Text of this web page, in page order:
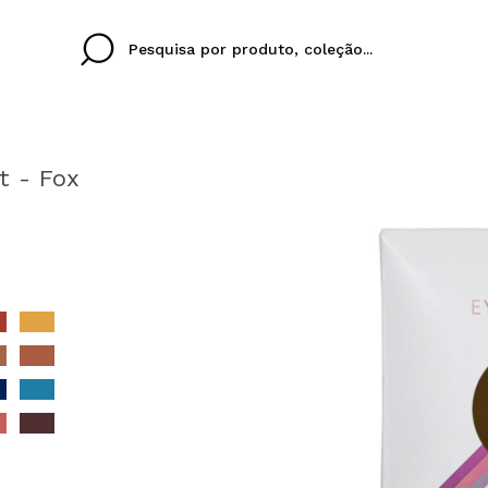
Ao criar uma conta
rapidamente, verificar
IDIOMA
- Fox
colori